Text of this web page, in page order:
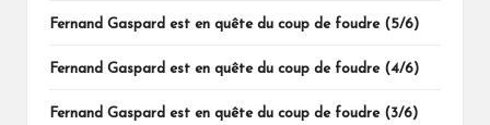
Fernand Gaspard est en quête du coup de foudre (5/6)
Fernand Gaspard est en quête du coup de foudre (4/6)
Fernand Gaspard est en quête du coup de foudre (3/6)